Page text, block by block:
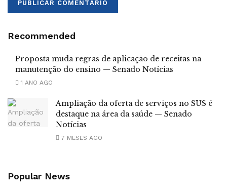
Recommended
Proposta muda regras de aplicação de receitas na
manutenção do ensino — Senado Notícias
1 ANO AGO
Ampliação da oferta de serviços no SUS é
destaque na área da saúde — Senado
Notícias
7 MESES AGO
Popular News